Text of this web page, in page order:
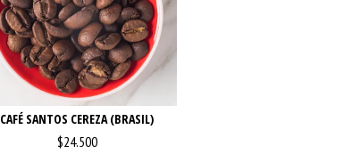
CAFÉ SANTOS CEREZA (BRASIL)
$24.500